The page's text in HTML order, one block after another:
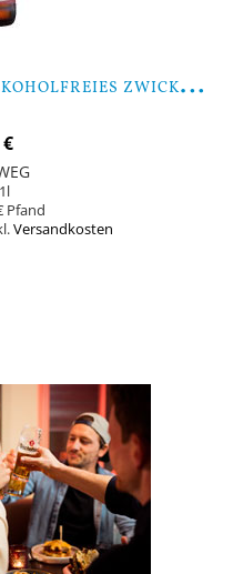
B
ISCHOFSHOF FREIGEIST ALKOHOLFREIES ZWICKL - 9 FLASCHEN
Versandkosten